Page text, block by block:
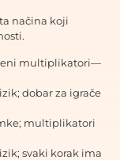
načina koji
multiplikatori—
dobar za igrače
multiplikatori
svaki korak ima